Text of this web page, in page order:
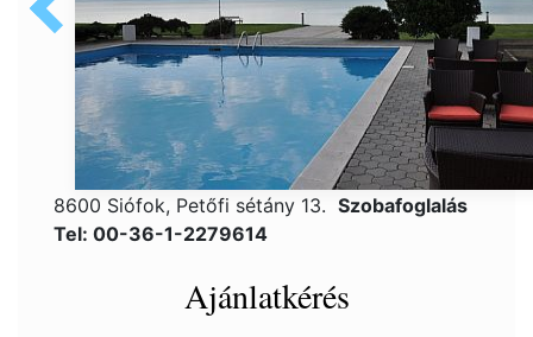
8600 Siófok, Petőfi sétány 13. Szobafoglalás
Tel: 00-36-1-2279614
Ajánlatkérés